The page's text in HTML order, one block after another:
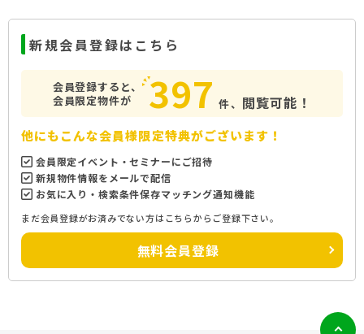
新規会員登録はこちら
会員登録すると、
会員限定物件が
397 件、 閲覧可能！
他にもこんな会員様限定特典がございます！
会員限定イベント・セミナーにご招待
新規物件情報をメールで配信
お気に入り・検索条件保存マッチング通知機能
まだ会員登録がお済みでない方はこちらからご登録下さい。
無料会員登録